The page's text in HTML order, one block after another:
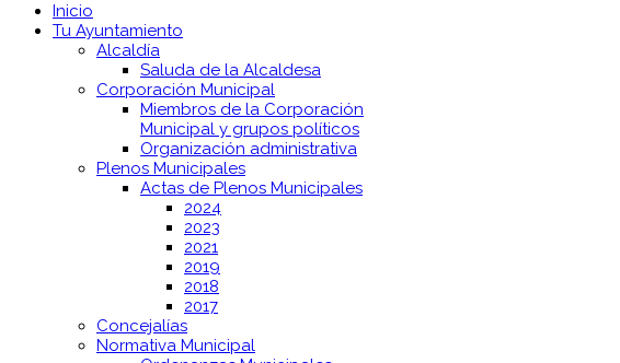
Inicio
Tu Ayuntamiento
Alcaldía
Saluda de la Alcaldesa
Corporación Municipal
Miembros de la Corporación
Municipal y grupos políticos
Organización administrativa
Plenos Municipales
Actas de Plenos Municipales
2024
2023
2021
2019
2018
2017
Concejalías
Normativa Municipal